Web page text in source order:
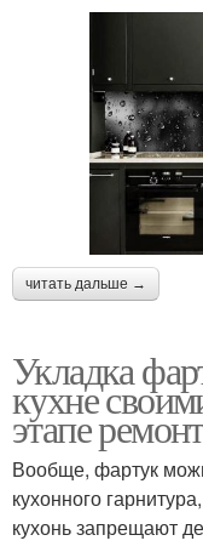
читать дальше →
Укладка
кухне
этапе
Вообще, фартук
кухонного
кухонь запрещают